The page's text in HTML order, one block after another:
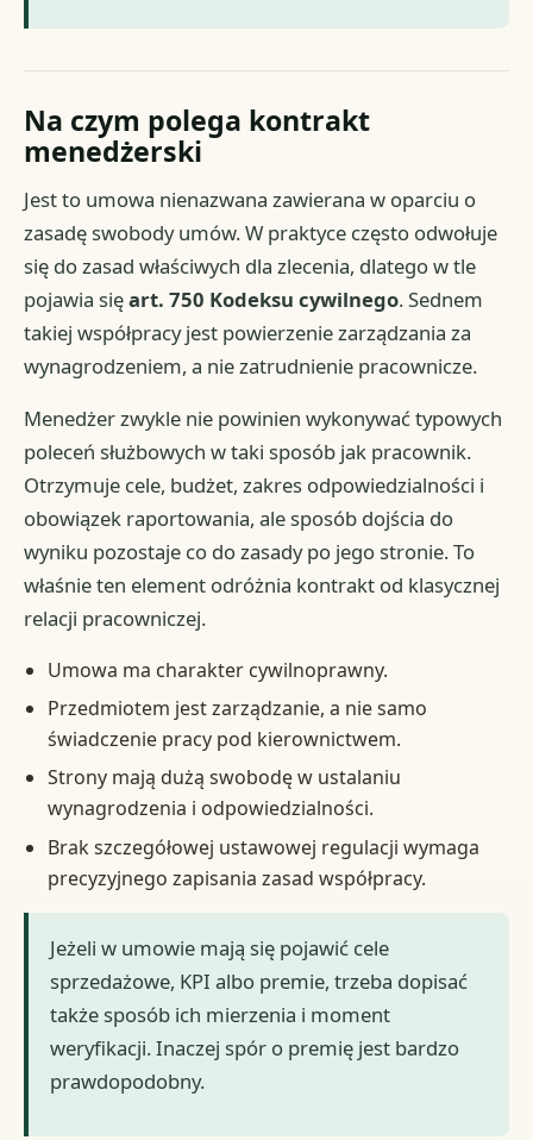
Na czym polega kontrakt
menedżerski
Jest to umowa nienazwana zawierana w oparciu o
zasadę swobody umów. W praktyce często odwołuje
się do zasad właściwych dla zlecenia, dlatego w tle
pojawia sięart. 750 Kodeksu cywilnego. Sednem
takiej współpracy jest powierzenie zarządzania za
wynagrodzeniem, a nie zatrudnienie pracownicze.
Menedżer zwykle nie powinien wykonywać typowych
poleceń służbowych w taki sposób jak pracownik.
Otrzymuje cele, budżet, zakres odpowiedzialności i
obowiązek raportowania, ale sposób dojścia do
wyniku pozostaje co do zasady po jego stronie. To
właśnie ten element odróżnia kontrakt od klasycznej
relacji pracowniczej.
Umowa ma charakter cywilnoprawny.
Przedmiotem jest zarządzanie, a nie samo
świadczenie pracy pod kierownictwem.
Strony mają dużą swobodę w ustalaniu
wynagrodzenia i odpowiedzialności.
Brak szczegółowej ustawowej regulacji wymaga
precyzyjnego zapisania zasad współpracy.
Jeżeli w umowie mają się pojawić cele
sprzedażowe, KPI albo premie, trzeba dopisać
także sposób ich mierzenia i moment
weryfikacji. Inaczej spór o premię jest bardzo
prawdopodobny.